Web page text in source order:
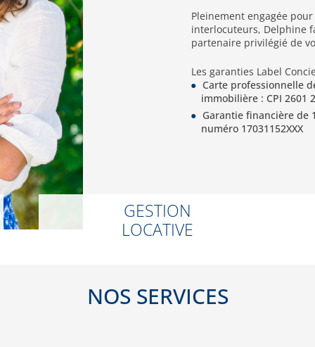
Pleinement engagée
interlocuteurs, Delphine
partenaire privilégié de
Les garanties Label
Carte professionnelle
immobilière : CPI 2601
Garantie financière de
numéro 17031152XXX
NOS SERVICES
GESTION
LOCATIVE